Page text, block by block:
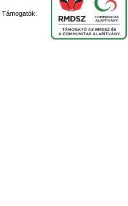
Támogatók: